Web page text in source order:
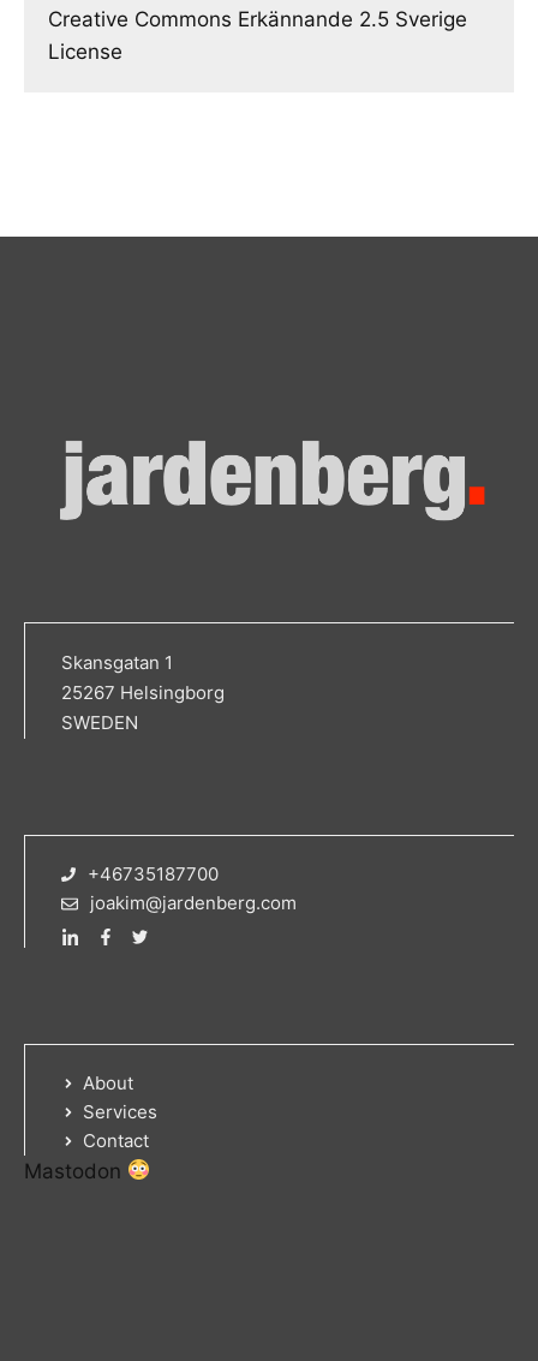
Creative Commons Erkännande 2.5 Sverige
License
Skansgatan 1
25267 Helsingborg
SWEDEN
+46735187700
joakim@jardenberg.com
About
Services
Contact
Mastodon